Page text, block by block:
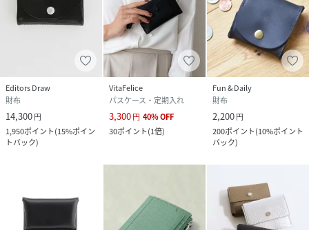
Editors Draw
財布
14,300円
1,950ポイント(15%ポイン
トバック)
VitaFelice
パスケース・定期入れ
3,300円 40%OFF
30ポイント(1倍)
Fun & Daily
財布
2,200円
200ポイント(10%ポイント
バック)